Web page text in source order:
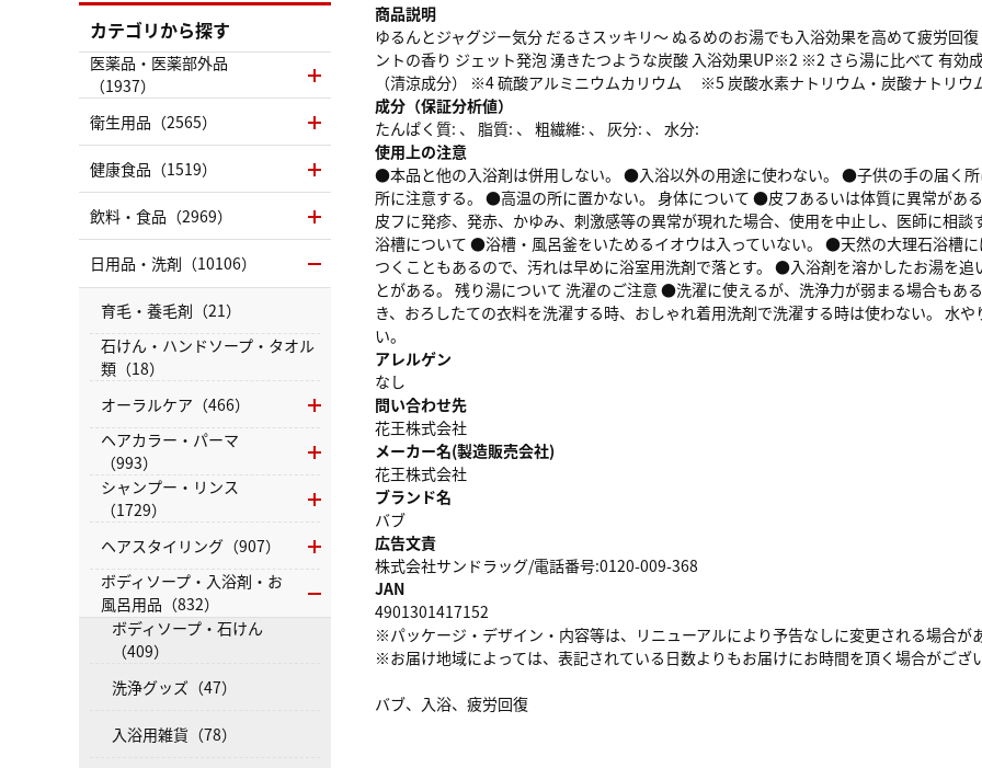
商品説明
ゆるんとジャグジー気分 だるさスッキリ～ ぬるめのお湯でも入浴効果を高めて疲労
ントの香り ジェット発泡 湧きたつような炭酸 入浴効果UP※2 ※2 さら湯に比べて 有
（清涼成分） ※4 硫酸アルミニウムカリウム ※5 炭酸水素ナトリウム・炭酸ナトリウ
成分（保証分析値）
たんぱく質: 、 脂質: 、 粗繊維: 、 灰分: 、 水分:
使用上の注意
●本品と他の入浴剤は併用しない。 ●入浴以外の用途に使わない。 ●子供の手の届く
所に注意する。 ●高温の所に置かない。 身体について ●皮フあるいは体質に異常があ
皮フに発疹、発赤、かゆみ、刺激感等の異常が現れた場合、使用を中止し、医師に相
浴槽について ●浴槽・風呂釜をいためるイオウは入っていない。 ●天然の大理石浴槽
つくこともあるので、汚れは早めに浴室用洗剤で落とす。 ●入浴剤を溶かしたお湯を
とがある。 残り湯について 洗濯のご注意 ●洗濯に使えるが、洗浄力が弱まる場合もあ
き、おろしたての衣料を洗濯する時、おしゃれ着用洗剤で洗濯する時は使わない。 水
い。
アレルゲン
なし
問い合わせ先
花王株式会社
メーカー名(製造販売会社)
花王株式会社
ブランド名
バブ
広告文責
株式会社サンドラッグ/電話番号:0120-009-368
JAN
4901301417152
※パッケージ・デザイン・内容等は、リニューアルにより予告なしに変更される場合が
※お届け地域によっては、表記されている日数よりもお届けにお時間を頂く場合がござ
バブ、入浴、疲労回復
カテゴリから探す
医薬品・医薬部外品
（1937）
衛生用品（2565）
健康食品（1519）
飲料・食品（2969）
日用品・洗剤（10106）
育毛・養毛剤（21）
石けん・ハンドソープ・タオル
類（18）
オーラルケア（466）
ヘアカラー・パーマ
（993）
シャンプー・リンス
（1729）
ヘアスタイリング（907）
ボディソープ・入浴剤・お
風呂用品（832）
ボディソープ・石けん
（409）
洗浄グッズ（47）
入浴用雑貨（78）